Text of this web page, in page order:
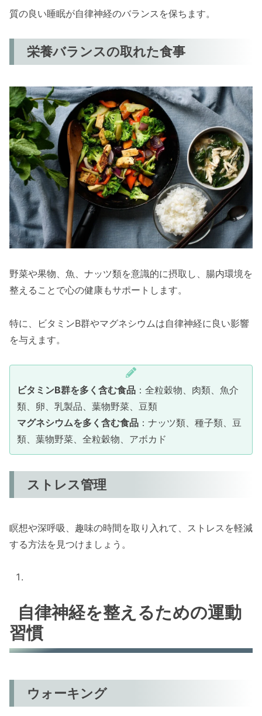
質の良い睡眠が自律神経のバランスを保ちます。
栄養バランスの取れた食事
野菜や果物、魚、ナッツ類を意識的に摂取し、腸内環境を
整えることで心の健康もサポートします。
特に、ビタミンB群やマグネシウムは自律神経に良い影響
を与えます。
ビタミンB群を多く含む食品 ：全粒穀物、肉類、魚介
類、卵、乳製品、葉物野菜、豆類
マグネシウムを多く含む食品 ：ナッツ類、種子類、豆
類、葉物野菜、全粒穀物、アボカド
ストレス管理
瞑想や深呼吸、趣味の時間を取り入れて、ストレスを軽減
する方法を見つけましょう。
自律神経を整えるための運動
習慣
ウォーキング